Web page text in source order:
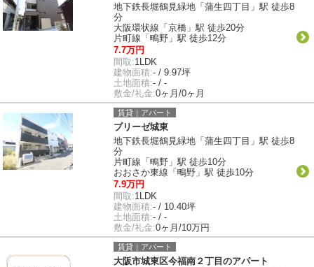
地下鉄長堀鶴見緑地「蒲生四丁目」駅 徒歩8
分
大阪環状線「京橋」駅 徒歩20分
片町線「鴫野」駅 徒歩12分
7.7万円
間取:1LDK
建物面積:- / 9.97坪
土地面積:- / -
敷金/礼金:0ヶ月/0ヶ月
賃貸｜アパート
ブリーゼ城東
地下鉄長堀鶴見緑地「蒲生四丁目」駅 徒歩8
分
片町線「鴫野」駅 徒歩10分
おおさか東線「鴫野」駅 徒歩10分
7.9万円
間取:1LDK
建物面積:- / 10.40坪
土地面積:- / -
敷金/礼金:0ヶ月/10万円
賃貸｜アパート
大阪市城東区今福南２丁目のアパート